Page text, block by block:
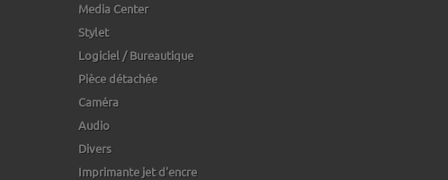
Media Center
Stylet
Logiciel / Bureautique
Pièce détachée
Caméra
Audio
Divers
Imprimante jet d'encre